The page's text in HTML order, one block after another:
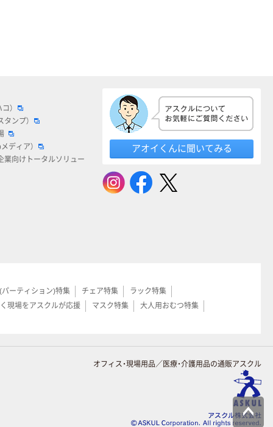
）
タンプ）
ディア）
業向けトータルソリュー
アオイくんに聞いてみる
ーティション)特集 チェア特集
ラック特集
現場をアスクルが応援 マスク特集
大人用おむつ特集
オフィス・現場用品／医療・介護用品の通販アスクル